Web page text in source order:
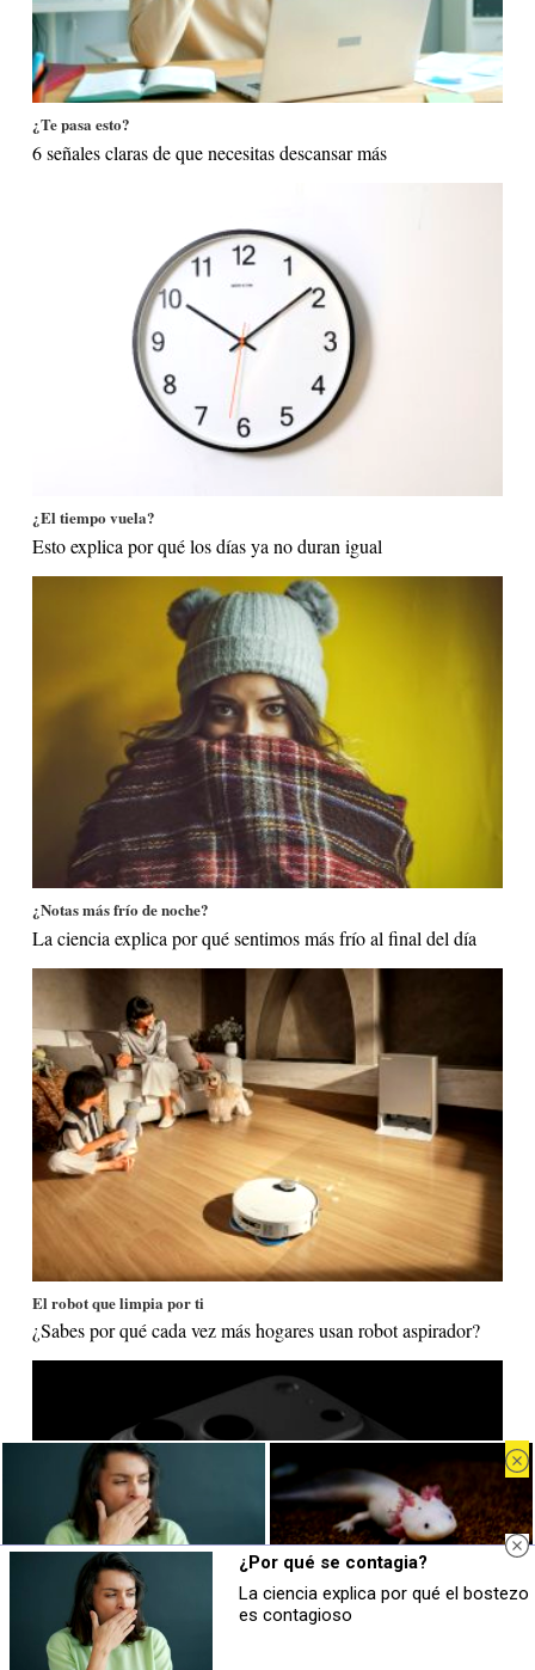
¿Te pasa esto?
6 señales claras de que necesitas descansar más
¿El tiempo vuela?
Esto explica por qué los días ya no duran igual
¿Notas más frío de noche?
La ciencia explica por qué sentimos más frío al final del día
El robot que limpia por ti
¿Sabes por qué cada vez más hogares usan robot aspirador?
¿Por qué se contagia?
La ciencia explica por qué el bostezo
es contagioso
¿Sabías que existen?
Estas criaturas existen y parecen
¿Por qué se contagia?
La ciencia explica por qué el bostezo
es contagioso